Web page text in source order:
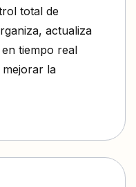
total de
actualiza
tiempo real
la